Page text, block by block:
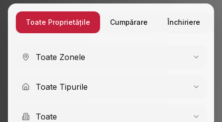
Toate Proprietățile Cumpărare Închiriere
Toate Zonele
Toate Tipurile
Toate